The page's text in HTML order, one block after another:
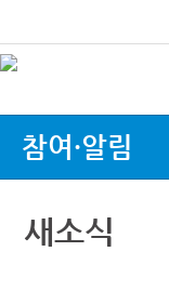
참여·알림
새소식